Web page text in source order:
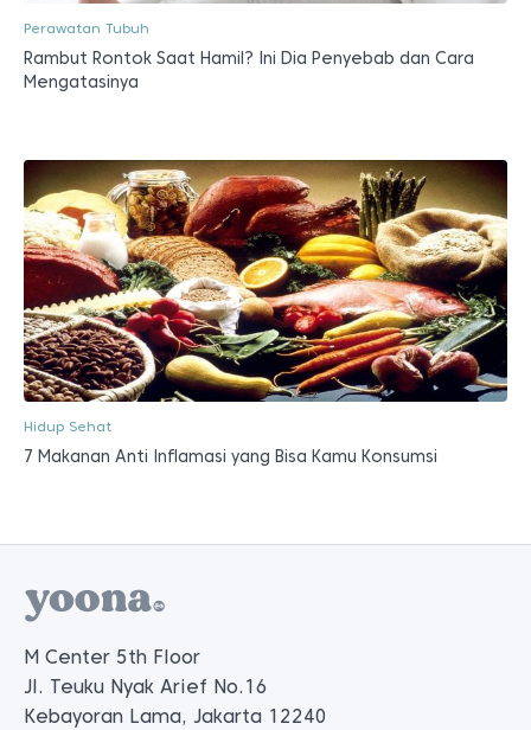
Perawatan Tubuh
Rambut Rontok Saat Hamil? Ini Dia Penyebab dan Cara
Mengatasinya
Hidup Sehat
7 Makanan Anti Inflamasi yang Bisa Kamu Konsumsi
M Center 5th Floor
Jl. Teuku Nyak Arief No.16
Kebayoran Lama, Jakarta 12240